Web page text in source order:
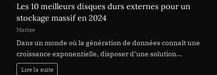
Les 10 meilleurs disques durs externes pour un
stockage massif en 2024
Marise
Dans un monde où la génération de données connaît une
croissance exponentielle, disposer d’une solution…
Lire la suite